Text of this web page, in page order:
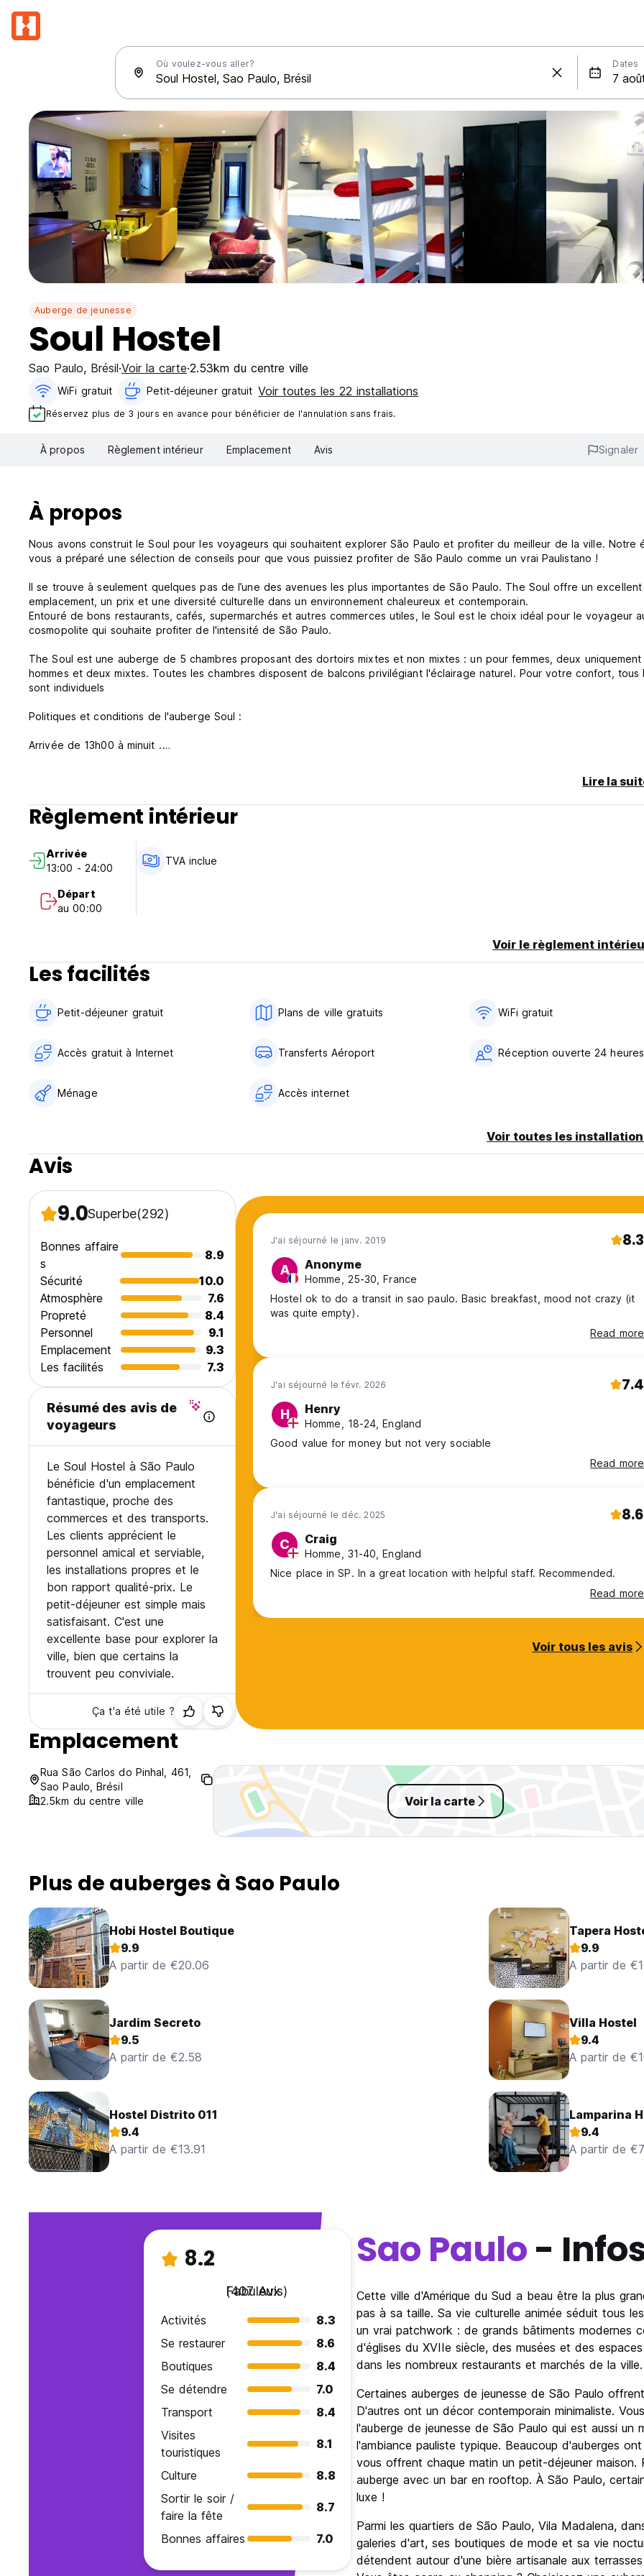
Où voulez-vous aller? Dates
Auberge de jeunesse
Soul Hostel
Sao Paulo, Brésil Voir la carte 2.53km du centre ville
WiFi gratuit Petit-déjeuner gratuit‎ Voir toutes les 22 installations
Réservez plus de 3 jours en avance pour bénéficier de l'annulation sans frais.
À propos Règlement intérieur Emplacement Avis Signaler
À propos
Nous avons construit le Soul pour les voyageurs qui souhaitent explorer São Paulo et profiter du meilleur de la ville. Notre
vous a préparé une sélection de conseils pour que vous puissiez profiter de São Paulo comme un vrai Paulistano !
Il se trouve à seulement quelques pas de l’une des avenues les plus importantes de São Paulo. The Soul offre un excellent
emplacement, un prix et une diversité culturelle dans un environnement chaleureux et contemporain.
Entouré de bons restaurants, cafés, supermarchés et autres commerces utiles, le Soul est le choix idéal pour le voyageur
cosmopolite qui souhaite profiter de l'intensité de São Paulo.
The Soul est une auberge de 5 chambres proposant des dortoirs mixtes et non mixtes : un pour femmes, deux
hommes et deux mixtes. Toutes les chambres disposent de balcons privilégiant l'éclairage naturel. Pour votre confort, tous
sont individuels
Politiques et conditions de l'auberge Soul :
Arrivée de 13h00 à minuit .
Paiement à l'arrivée en espèces, cartes de crédit, cartes de débit.
Taxes incluses.
Général:
Pas de couvre-feu.
Restrictions d'âge.
(Auto-translated from original language)
Lire la
Règlement intérieur
Arrivée
13:00 - 24:00
Départ
au 00:00
TVA inclue
Voir le règlement
Les facilités
Petit-déjeuner gratuit‎ Plans de ville gratuits WiFi gratuit
Accès gratuit à Internet Transferts Aéroport Réception ouverte 24
Ménage Accès internet
Voir toutes les
Avis
9.0Superbe(292)
Bonnes affaire
s
8.9
Sécurité
10.0
Atmosphère
7.6
Propreté
8.4
Personnel
9.1
Emplacement
9.3
Les facilités
7.3
Résumé des avis de
voyageurs
Le Soul Hostel à São Paulo
bénéficie d'un emplacement
fantastique, proche des
commerces et des transports.
Les clients apprécient le
personnel amical et serviable,
les installations propres et le
bon rapport qualité-prix. Le
petit-déjeuner est simple mais
satisfaisant. C'est une
excellente base pour explorer la
ville, bien que certains la
trouvent peu conviviale.
Ça t'a été utile ?
J'ai séjourné le janv. 2019 8.3
A Anonyme
Homme, 25-30, France
Hostel ok to do a transit in sao paulo. Basic breakfast, mood not crazy (it
was quite empty).
Read more
J'ai séjourné le févr. 2026 7.4
H Henry
Homme, 18-24, England
Good value for money but not very sociable
Read more
J'ai séjourné le déc. 2025 8.6
C Craig
Homme, 31-40, England
Nice place in SP. In a great location with helpful staff. Recommended.
Read more
Voir tous les avis
Emplacement
Rua São Carlos do Pinhal, 461,
Sao Paulo, Brésil
2.5km du centre ville
Voir la carte
Plus de auberges à Sao Paulo
Hobi Hostel Boutique
9.9
A partir de €20.06
Tapera
9.9
A partir de
Jardim Secreto
9.5
A partir de €2.58
Villa Hostel
9.4
A partir de
Hostel Distrito 011
9.4
A partir de €13.91
Lamparina
9.4
A partir de
8.2
Fabuleux
(407 Avis)
Activités
8.3
Se restaurer
8.6
Boutiques
8.4
Se détendre
7.0
Transport
8.4
Visites
touristiques
8.1
Culture
8.8
Sortir le soir /
faire la fête
8.7
Bonnes affaires 7.0
Sao Paulo-
Cette ville d'Amérique du Sud a beau être la plus
pas à sa taille. Sa vie culturelle animée séduit tous
un vrai patchwork : de grands bâtiments modernes
d'églises du XVIIe siècle, des musées et des
dans les nombreux restaurants et marchés de la ville.
Certaines auberges de jeunesse de São Paulo
D'autres ont un décor contemporain minimaliste.
l'auberge de jeunesse de São Paulo qui est aussi
l'ambiance pauliste typique. Beaucoup d'auberges
vous offrent chaque matin un petit-déjeuner maison.
auberge avec un bar en rooftop. À São Paulo,
luxe !
Parmi les quartiers de São Paulo, Vila Madalena,
galeries d'art, ses boutiques de mode et sa vie
détendent autour d'une bière artisanale aux